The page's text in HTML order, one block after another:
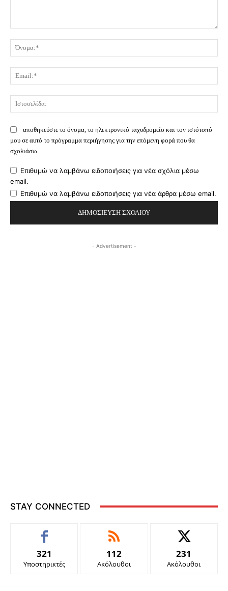
αποθηκεύστε το όνομα, το ηλεκτρονικό ταχυδρομείο και τον ιστότοπό
μου σε αυτό το πρόγραμμα περιήγησης για την επόμενη φορά που θα
σχολιάσω.
Επιθυμώ να λαμβάνω ειδοποιήσεις για νέα σχόλια μέσω
email.
Επιθυμώ να λαμβάνω ειδοποιήσεις για νέα άρθρα μέσω email.
- Advertisement -
STAY CONNECTED
321
Υποστηρικτές
112
Ακόλουθοι
231
Ακόλουθοι